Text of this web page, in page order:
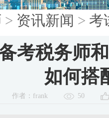
> 资讯新闻 > 考
考税务师
如何搭
作者：frank 50